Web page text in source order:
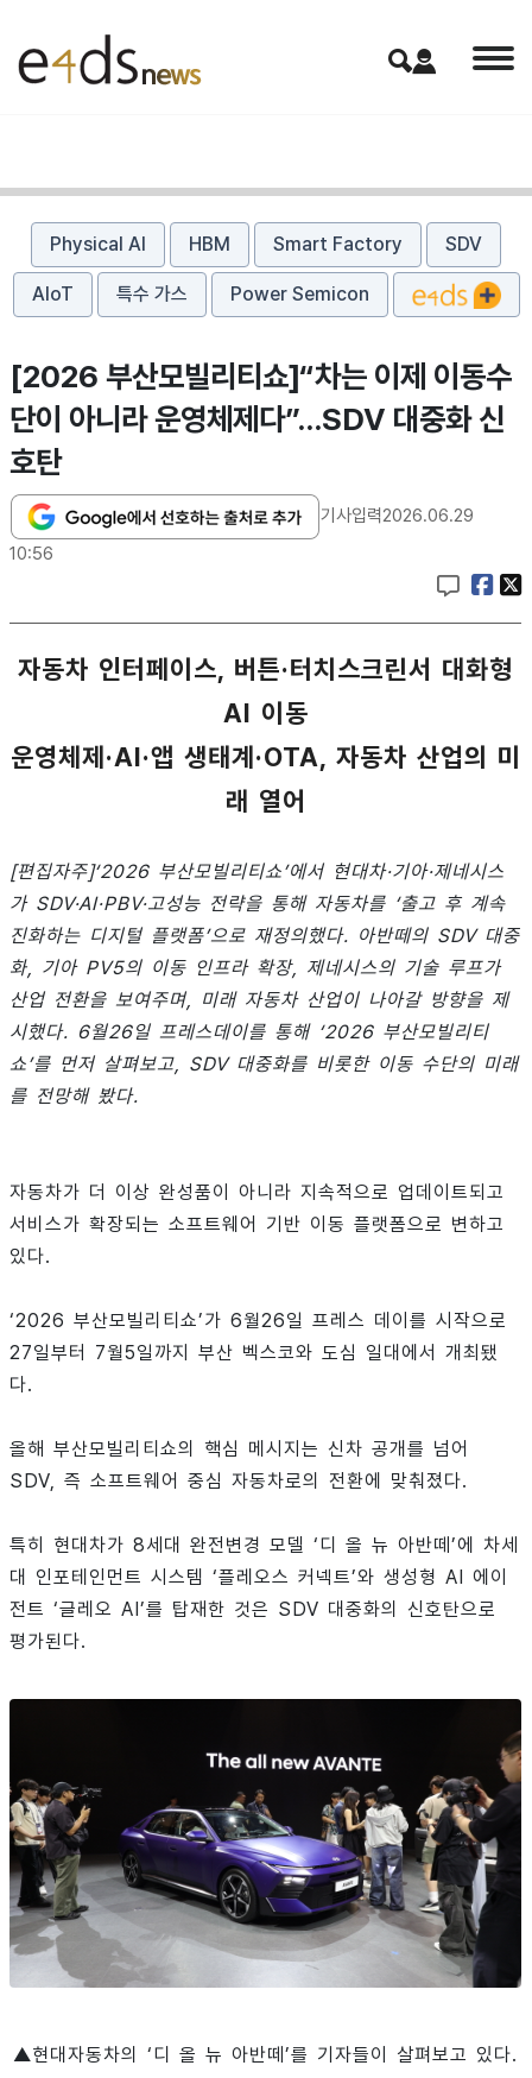
Physical AI HBM Smart Factory SDV
AIoT 특수 가스 Power Semicon
[2026 부산모빌리티쇼]“차는 이제 이동수
단이 아니라 운영체제다”…SDV 대중화 신
호탄
기사입력2026.06.29
10:56
자동차 인터페이스, 버튼·터치스크린서 대화형
AI 이동
운영체제·AI·앱 생태계·OTA, 자동차 산업의 미
래 열어
[편집자주]‘2026 부산모빌리티쇼’에서 현대차·기아·제네시스
가 SDV·AI·PBV·고성능 전략을 통해 자동차를 ‘출고 후 계속
진화하는 디지털 플랫폼’으로 재정의했다. 아반떼의 SDV 대중
화, 기아 PV5의 이동 인프라 확장, 제네시스의 기술 루프가
산업 전환을 보여주며, 미래 자동차 산업이 나아갈 방향을 제
시했다. 6월26일 프레스데이를 통해 ‘2026 부산모빌리티
쇼’를 먼저 살펴보고, SDV 대중화를 비롯한 이동 수단의 미래
를 전망해 봤다.
자동차가 더 이상 완성품이 아니라 지속적으로 업데이트되고
서비스가 확장되는 소프트웨어 기반 이동 플랫폼으로 변하고
있다.
‘2026 부산모빌리티쇼’가 6월26일 프레스 데이를 시작으로
27일부터 7월5일까지 부산 벡스코와 도심 일대에서 개최됐
다.
올해 부산모빌리티쇼의 핵심 메시지는 신차 공개를 넘어
SDV, 즉 소프트웨어 중심 자동차로의 전환에 맞춰졌다.
특히 현대차가 8세대 완전변경 모델 ‘디 올 뉴 아반떼’에 차세
대 인포테인먼트 시스템 ‘플레오스 커넥트’와 생성형 AI 에이
전트 ‘글레오 AI’를 탑재한 것은 SDV 대중화의 신호탄으로
평가된다.
▲현대자동차의 ‘디 올 뉴 아반떼’를 기자들이 살펴보고 있다.